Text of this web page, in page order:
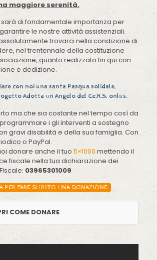
maggiore serenità.
sarà di fondamentale importanza per
le nostre attività assistenziali.
trovarci nella condizione di
nel trentennale della costituzione
quanto realizzato fin qui con
e dedizione.
con noi una santa Pasqua solidale,
Adotta un Angelo del Ce.R.S. onlus.
ma che sia costante nel tempo così da
i gli interventi a sostegno
gravi disabilità e della sua famiglia. Con
o PayPal.
donare anche il tuo 5×1000 mettendo il
fiscale nella tua dichiarazione dei
03965301009
PER FARE SUBITO UNA DONAZIONE
COME DONARE